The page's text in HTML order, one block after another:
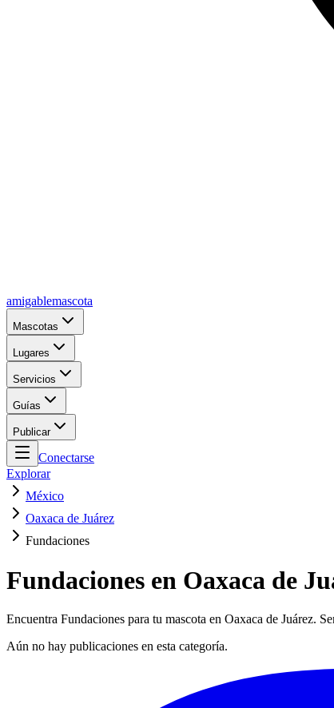
amigablemascota
Mascotas
Lugares
Servicios
Guías
Publicar
Conectarse
Explorar
México
Oaxaca de Juárez
Fundaciones
Fundaciones en Oaxaca de
Encuentra Fundaciones para tu mascota en Oaxaca de Juárez.
Aún no hay publicaciones en esta categoría.